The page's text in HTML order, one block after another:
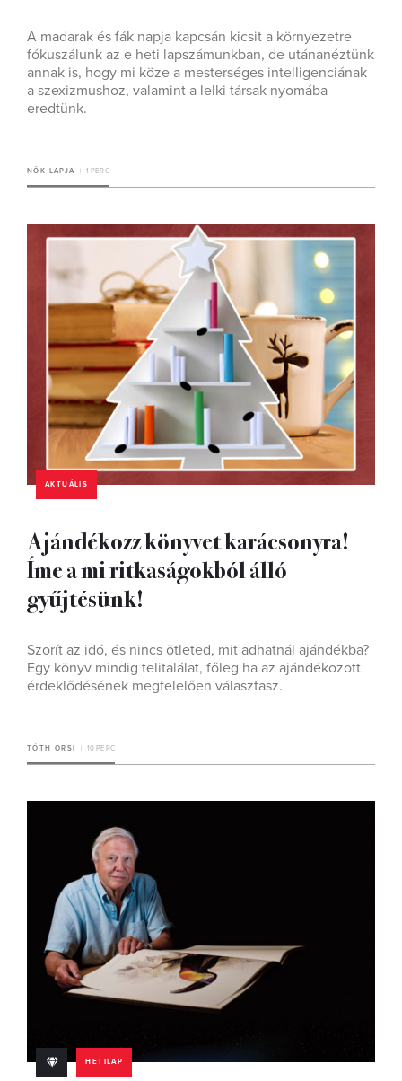
A madarak és fák napja kapcsán kicsit a környezetre
fókuszálunk az e heti lapszámunkban, de utánanéztünk
annak is, hogy mi köze a mesterséges intelligenciának
a szexizmushoz, valamint a lelki társak nyomába
eredtünk.
NŐK LAPJA 1 PERC
AKTUÁLIS
Ajándékozz könyvet karácsonyra!
Íme a mi ritkaságokból álló
gyűjtésünk!
Szorít az idő, és nincs ötleted, mit adhatnál ajándékba?
Egy könyv mindig telitalálat, főleg ha az ajándékozott
érdeklődésének megfelelően választasz.
TÓTH ORSI 10 PERC
HETILAP